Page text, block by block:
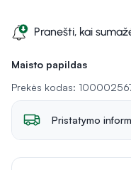
Maisto papildas
Prekės kodas:
Pranešti, kai
Pristatymo